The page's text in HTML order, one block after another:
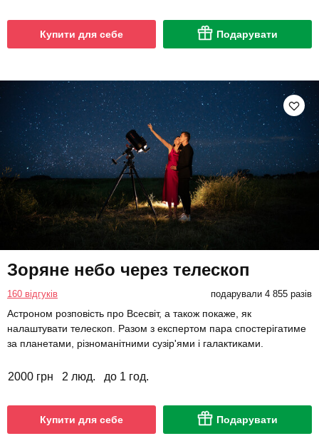
Купити для себе Подарувати
Зоряне небо через телескоп
160 відгуків подарували 4 855 разів
Астроном розповість про Всесвіт, а також покаже, як
налаштувати телескоп. Разом з експертом пара спостерігатиме
за планетами, різноманітними сузір'ями і галактиками.
2000 грн 2 люд. до 1 год.
Купити для себе Подарувати